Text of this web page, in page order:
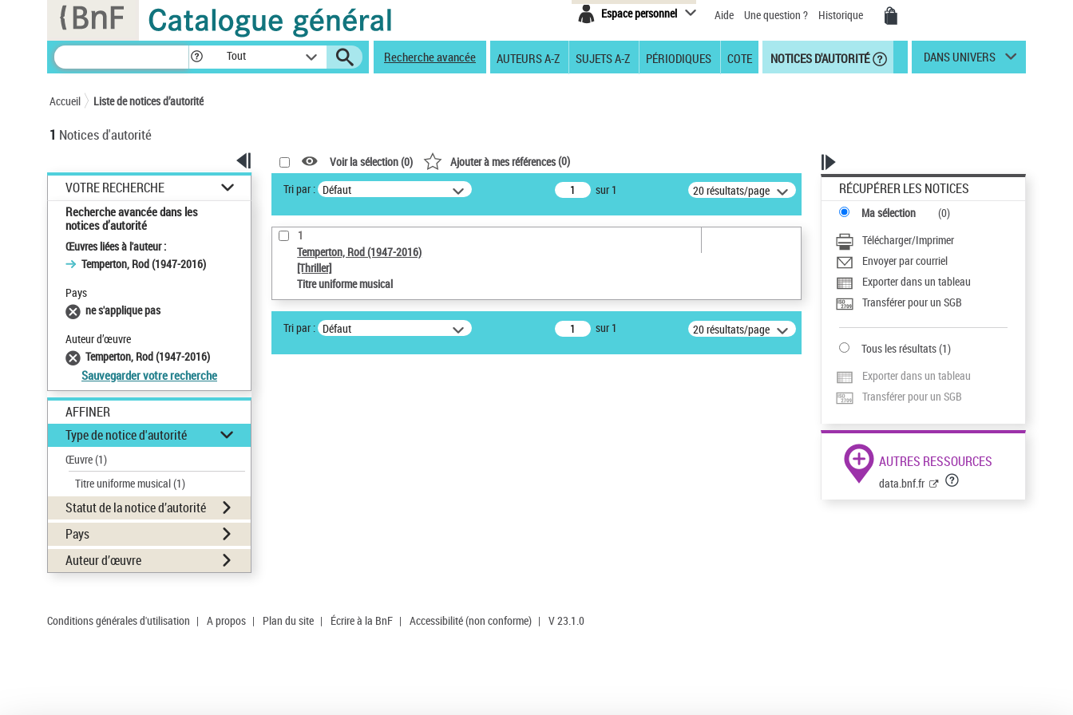
Espace personnel Aide Une question ? Historique
Tout Recherche avancée AUTEURS A-Z SUJETS A-Z PÉRIODIQUES COTE NOTICES D'AUTORITÉ DANS UNIVERS
Accueil Liste de notices d’autorité
1 Notices d'autorité
VOTRE RECHERCHE
Recherche avancée dans les
notices d’autorité
Œuvres liées à l'auteur :
Temperton, Rod (1947-2016)
Pays
ne s'applique pas
Auteur d’œuvre
Temperton, Rod (1947-2016)
Sauvegarder votre recherche
AFFINER
Type de notice d'autorité
Œuvre(1)
Titre uniforme musical(1)
Statut de la notice d’autorité
Pays
Auteur d’œuvre
Voir la sélection (0) Ajouter à mes références(0)
Tri par : Défaut sur 1 20 résultats/page
1
Temperton, Rod (1947-2016)
[Thriller]
Titre uniforme musical
Tri par : Défaut sur 1 20 résultats/page
RÉCUPÉRER LES NOTICES
Ma sélection (0)
Télécharger/Imprimer
Envoyer par courriel
Exporter dans un tableau
Transférer pour un SGB
Tous les résultats(1)
Exporter dans un tableau
Transférer pour un SGB
AUTRES RESSOURCES
data.bnf.fr
Conditions générales d'utilisation | A propos | Plan du site | Écrire à la BnF | Accessibilité (non conforme) | V 23.1.0
Panneau de gestion des cookies